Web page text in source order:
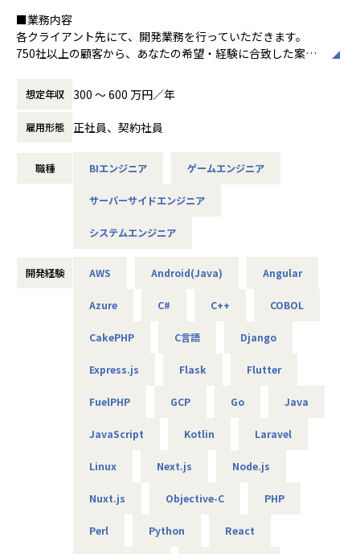
に学びながら楽しく成長していける仲間を募
集しています！
■業務内容
各クライアント先にて、開発業務を行っていただきます。
750社以上の顧客から、あなたの希望・経験に合致した案件
＜案件例＞
・基幹系システムの開発支援（Java、TypeScript、Sprin
g、Vue.js）
・電力系営業システムの開発（Java、VB.net、VBA）
・MuleSoft開発（Java、SQL、Salesforce）
・車載電池ECUシステムの開発（C）
／FortiGate）
（Azure／AWS）
・メーカー向け仮想環境移行（VMware／Windows／Active
【案件選択制度】
広い分野を取り扱っているので、ご自身が本当にやりたい案
件に取り組むことが可能です。希望は100％聞き入れていま
すので、ぜひ理想の案件にチャレンジしてください。
【単価公開／単価連動制度】
当社ではご紹介する案件はすべて単価を公開しています。加
想定年収 300 〜 600 万円／年
雇用形態 正社員、契約社員
職種 BIエンジニア ゲームエンジニア
サーバーサイドエンジニア
システムエンジニア
開発経験 AWS Android(Java) Angular
Azure C# C++ COBOL
CakePHP C言語 Django
Express.js Flask Flutter
FuelPHP GCP Go Java
JavaScript Kotlin Laravel
Linux Next.js Node.js
Nuxt.js Objective-C PHP
Perl Python React